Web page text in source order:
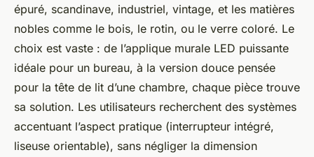
épuré, scandinave, industriel, vintage, et les matières
nobles comme le bois, le rotin, ou le verre coloré. Le
choix est vaste : de l’applique murale LED puissante
idéale pour un bureau, à la version douce pensée
pour la tête de lit d’une chambre, chaque pièce trouve
sa solution. Les utilisateurs recherchent des systèmes
accentuant l’aspect pratique (interrupteur intégré,
liseuse orientable), sans négliger la dimension